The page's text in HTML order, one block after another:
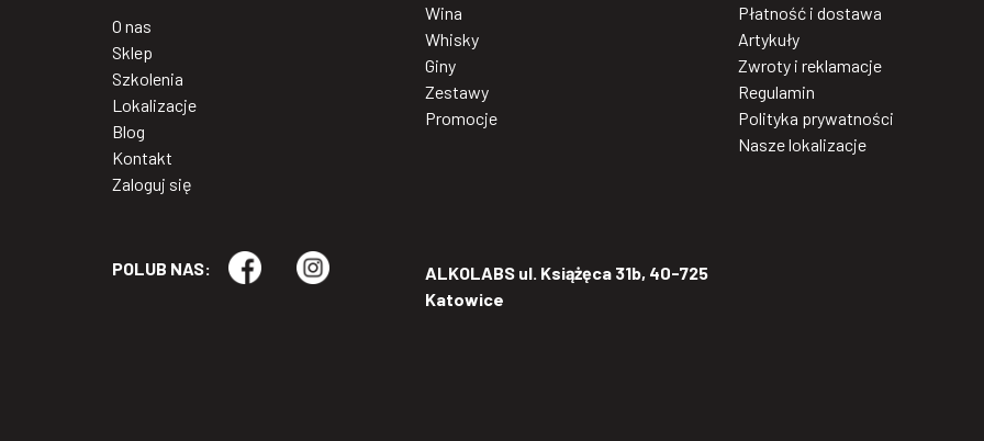
O nas
Sklep
Szkolenia
Lokalizacje
Blog
Kontakt
Zaloguj się
POLUB NAS:
Wina
Whisky
Giny
Zestawy
Promocje
ALKOLABS ul. Książęca 31b, 40-725
Katowice
Płatność i dostawa
Artykuły
Zwroty i reklamacje
Regulamin
Polityka prywatności
Nasze lokalizacje